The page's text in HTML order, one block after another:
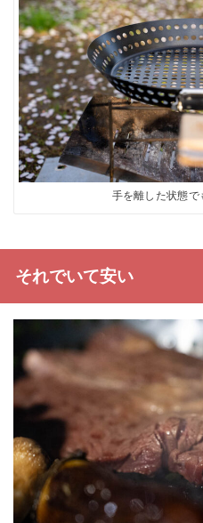
手を離した状態で
それでいて安い